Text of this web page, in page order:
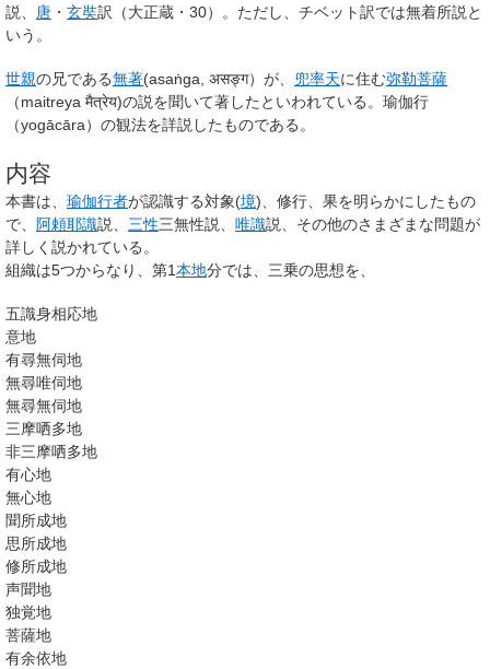
説、 唐 ・ 玄奘訳（大正蔵・30）。ただし、チベット訳では無着所説と
いう。
世親の兄である無著(asaṅga , असङ्ग）が、 兜率天に住む弥勒菩薩
（maitreya मैत्रेय)の説を聞いて著したといわれている。瑜伽行
（yogācāra）の観法を詳説したものである。
内容
本書は、 瑜伽行者が認識する対象(境)、修行、果を明らかにしたもの
で、
阿頼耶識説、 三性三無性説、 唯識説、その他のさまざまな問題が
詳しく説かれている。
組織は5つからなり、第1本地分では、三乗の思想を、
五識身相応地
意地
有尋無伺地
無尋唯伺地
無尋無伺地
三摩哂多地
非三摩哂多地
有心地
無心地
聞所成地
思所成地
修所成地
声聞地
独覚地
菩薩地
有余依地